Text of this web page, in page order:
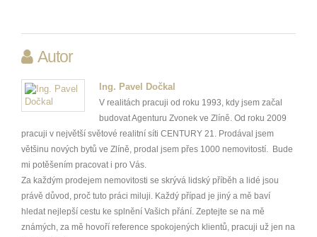
Autor
Ing. Pavel Dočkal
V realitách pracuji od roku 1993, kdy jsem začal
budovat Agenturu Zvonek ve Zlíně. Od roku 2009
pracuji v největší světové realitní síti CENTURY 21. Prodával jsem
většinu nových bytů ve Zlíně, prodal jsem přes 1000 nemovitostí. Bude
mi potěšením pracovat i pro Vás.
Za každým prodejem nemovitosti se skrývá lidský příběh a lidé jsou
právě důvod, proč tuto práci miluji. Každý případ je jiný a mě baví
hledat nejlepší cestu ke splnění Vašich přání. Zeptejte se na mě
známých, za mě hovoří reference spokojených klientů, pracuji už jen na